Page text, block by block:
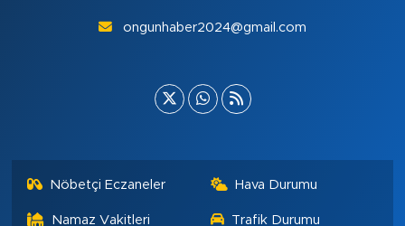
ongunhaber2024@gmail.com
Nöbetçi Eczaneler Hava Durumu
Namaz Vakitleri Trafik Durumu